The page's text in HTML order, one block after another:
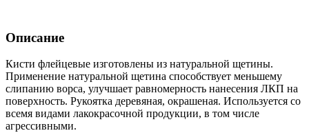
Описание
Кисти флейцевые изготовлены из натуральной щетины.
Применение натуральной щетина способствует меньшему
слипанию ворса, улучшает равномерность нанесения ЛКП на
поверхность. Рукоятка деревяная, окрашеная. Используется со
всемя видами лакокрасочной продукции, в том числе
агрессивными.